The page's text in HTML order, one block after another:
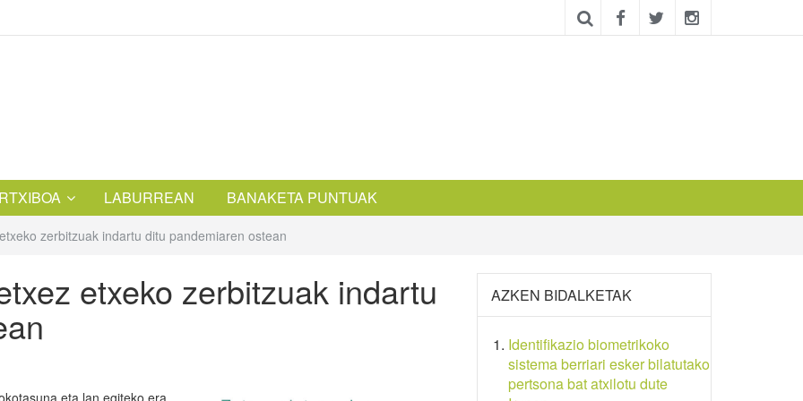
LABURREAN BANAKETA PUNTUAK
zerbitzuak indartu ditu pandemiaren ostean
etxeko zerbitzuak indartu
eta lan egiteko era
AZKEN BIDALKETAK
Identifikazio biometrikoko
sistema berriari esker bilatutako
pertsona bat atxilotu dute